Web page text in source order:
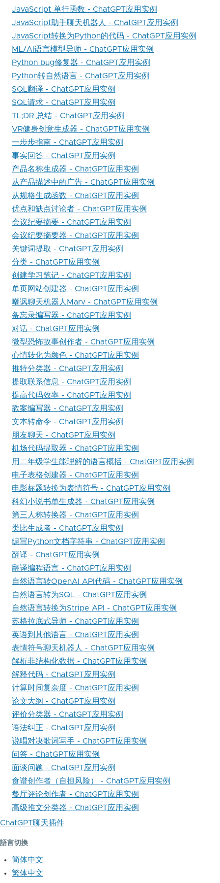
JavaScript 单行函数 - ChatGPT应用实例
JavaScript助手聊天机器人 - ChatGPT应用实例
JavaScript转换为Python的代码 - ChatGPT应用实例
ML/AI语言模型导师 - ChatGPT应用实例
Python bug修复器 - ChatGPT应用实例
Python转自然语言 - ChatGPT应用实例
SQL翻译 - ChatGPT应用实例
SQL请求 - ChatGPT应用实例
TL;DR 总结 - ChatGPT应用实例
VR健身创意生成器 - ChatGPT应用实例
一步步指南 - ChatGPT应用实例
事实回答 - ChatGPT应用实例
产品名称生成器 - ChatGPT应用实例
从产品描述中的广告 - ChatGPT应用实例
从规格生成函数 - ChatGPT应用实例
优点和缺点讨论者 - ChatGPT应用实例
会议纪要摘要 - ChatGPT应用实例
会议纪要摘要器 - ChatGPT应用实例
关键词提取 - ChatGPT应用实例
分类 - ChatGPT应用实例
创建学习笔记 - ChatGPT应用实例
单页网站创建器 - ChatGPT应用实例
嘲讽聊天机器人Marv - ChatGPT应用实例
备忘录编写器 - ChatGPT应用实例
对话 - ChatGPT应用实例
微型恐怖故事创作者 - ChatGPT应用实例
心情转化为颜色 - ChatGPT应用实例
推特分类器 - ChatGPT应用实例
提取联系信息 - ChatGPT应用实例
提高代码效率 - ChatGPT应用实例
教案编写器 - ChatGPT应用实例
文本转命令 - ChatGPT应用实例
朋友聊天 - ChatGPT应用实例
机场代码提取器 - ChatGPT应用实例
用二年级学生能理解的语言概括 - ChatGPT应用实例
电子表格创建器 - ChatGPT应用实例
电影标题转换为表情符号 - ChatGPT应用实例
科幻小说书单生成器 - ChatGPT应用实例
第三人称转换器 - ChatGPT应用实例
类比生成者 - ChatGPT应用实例
编写Python文档字符串 - ChatGPT应用实例
翻译 - ChatGPT应用实例
翻译编程语言 - ChatGPT应用实例
自然语言转OpenAI API代码 - ChatGPT应用实例
自然语言转为SQL - ChatGPT应用实例
自然语言转换为Stripe API - ChatGPT应用实例
苏格拉底式导师 - ChatGPT应用实例
英语到其他语言 - ChatGPT应用实例
表情符号聊天机器人 - ChatGPT应用实例
解析非结构化数据 - ChatGPT应用实例
解释代码 - ChatGPT应用实例
计算时间复杂度 - ChatGPT应用实例
论文大纲 - ChatGPT应用实例
评价分类器 - ChatGPT应用实例
语法纠正 - ChatGPT应用实例
说唱对决歌词写手 - ChatGPT应用实例
问答 - ChatGPT应用实例
面谈问题 - ChatGPT应用实例
食谱创作者（自担风险） - ChatGPT应用实例
餐厅评论创作者 - ChatGPT应用实例
高级推文分类器 - ChatGPT应用实例
ChatGPT聊天插件
語言切換
简体中文
繁体中文